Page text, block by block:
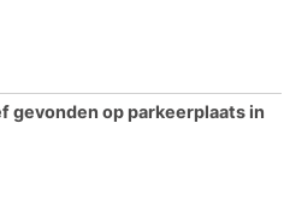
gevonden op parkeerplaats in